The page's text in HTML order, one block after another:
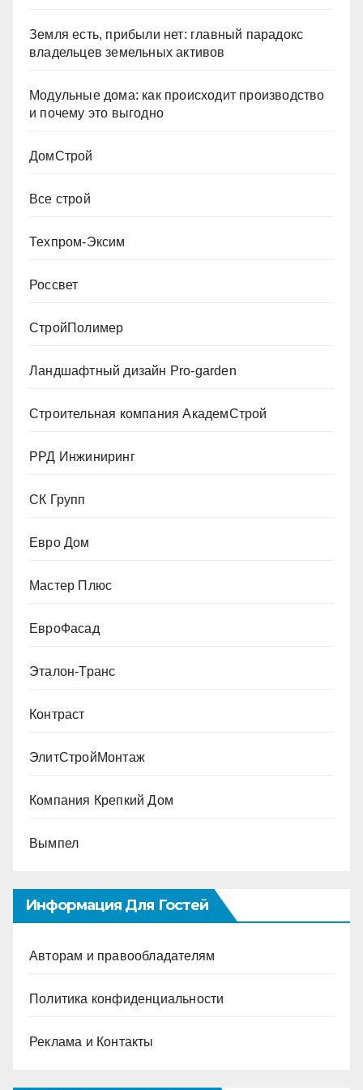
Земля есть, прибыли нет: главный парадокс
владельцев земельных активов
Модульные дома: как происходит производство
и почему это выгодно
ДомСтрой
Все строй
Техпром-Эксим
Россвет
СтройПолимер
Ландшафтный дизайн Pro-garden
Строительная компания АкадемСтрой
РРД Инжиниринг
СК Групп
Евро Дом
Мастер Плюс
ЕвроФасад
Эталон-Транс
Контраст
ЭлитСтройМонтаж
Компания Крепкий Дом
Вымпел
Информация Для Гостей
Авторам и правообладателям
Политика конфиденциальности
Реклама и Контакты